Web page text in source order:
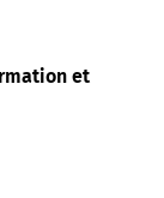
et